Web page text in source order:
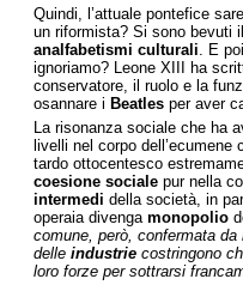
Quindi, l’attuale pontefice
un riformista? Si sono bevuti
analfabetismi culturali. E
ignoriamo? Leone XIII ha
conservatore, il ruolo e la
osannare i Beatles per aver
La risonanza sociale che ha
livelli nel corpo dell’ecumene
tardo ottocentesco
coesione sociale pur nella
intermedi della società, in
operaia divenga monopolio
comune, però, confermata
delle industrie costringono
loro forze per sottrarsi